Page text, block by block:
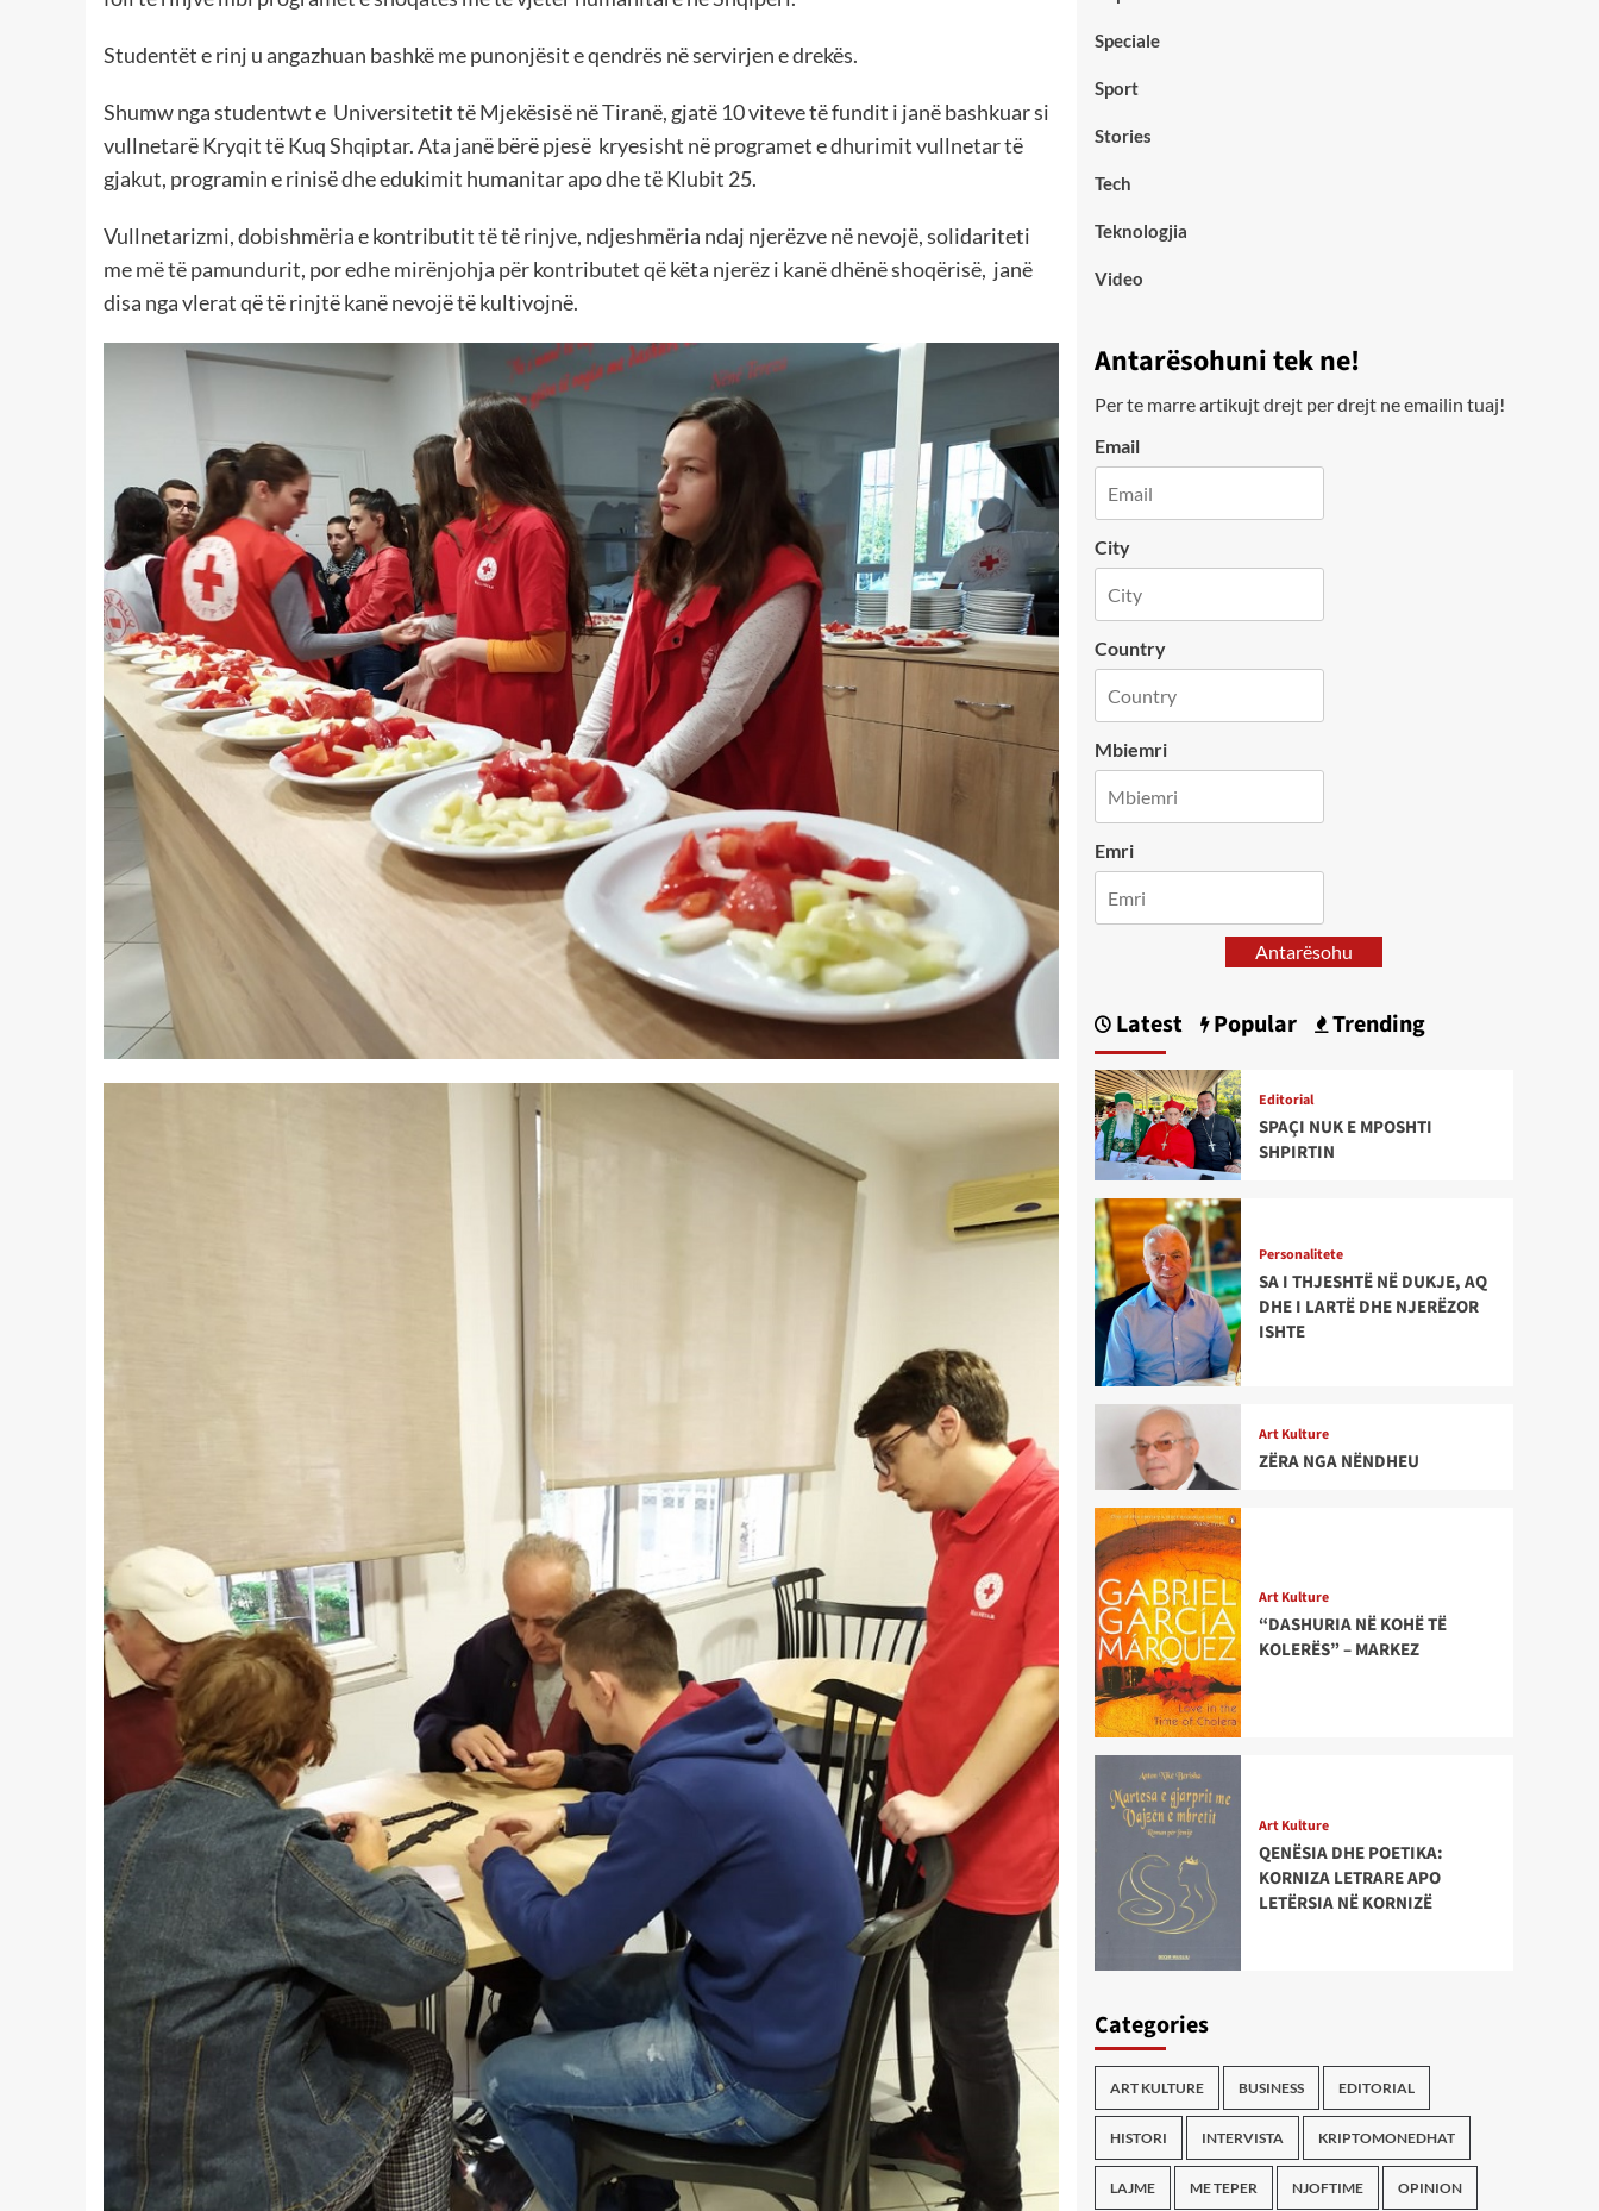
Studentët e rinj u angazhuan bashkë me punonjësit e qendrës në servirjen e drekës.
Shumw nga studentwt e Universitetit të Mjekësisë në Tiranë, gjatë 10 viteve të fundit i janë bashkuar si
vullnetarë Kryqit të Kuq Shqiptar. Ata janë bërë pjesë kryesisht në programet e dhurimit vullnetar të
gjakut, programin e rinisë dhe edukimit humanitar apo dhe të Klubit 25.
Vullnetarizmi, dobishmëria e kontributit të të rinjve, ndjeshmëria ndaj njerëzve në nevojë, solidariteti
me më të pamundurit, por edhe mirënjohja për kontributet që këta njerëz i kanë dhënë shoqërisë, janë
disa nga vlerat që të rinjtë kanë nevojë të kultivojnë.
Speciale
Sport
Stories
Tech
Teknologjia
Video
Antarësohuni tek ne!
Per te marre artikujt drejt per drejt ne emailin tuaj!
Email
City
Country
Mbiemri
Emri
Antarësohu
Latest Popular Trending
Editorial
SPAÇI NUK E MPOSHTI
SHPIRTIN
Personalitete
SA I THJESHTË NË DUKJE, AQ
DHE I LARTË DHE NJERËZOR
ISHTE
Art Kulture
ZËRA NGA NËNDHEU
Art Kulture
“DASHURIA NË KOHË TË
KOLERËS” – MARKEZ
Art Kulture
QENËSIA DHE POETIKA:
KORNIZA LETRARE APO
LETËRSIA NË KORNIZË
Categories
ART KULTURE BUSINESS EDITORIAL
HISTORI INTERVISTA KRIPTOMONEDHAT
LAJME ME TEPER NJOFTIME OPINION